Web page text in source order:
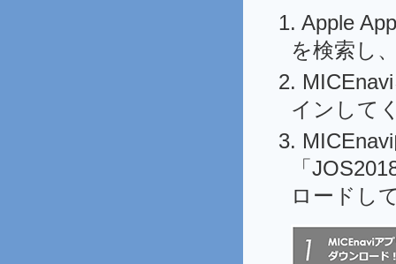
1. Apple
を検索し
2.
インして
3.
「
ロードし